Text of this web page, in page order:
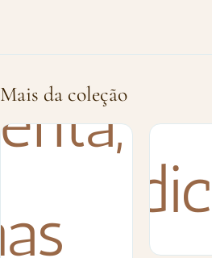
Mais da coleção